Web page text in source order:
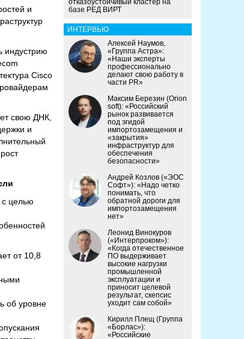
и
индустрию
Cisco
свою ДНК,
и
целью
от 10,8
об уровне
отказоустойчивый кластер на
базе РЕД ВИРТ
ИНТЕРВЬЮ
Алексей Наумов,
«Группа Астра»:
«Наши эксперты
профессионально
делают свою работу в
части PR»
Максим Березин (Orion
soft): «Российский
рынок развивается
под эгидой
импортозамещения и
«закрытия»
инфраструктур для
обеспечения
безопасности»
Андрей Козлов («ЭОС
Софт»): «Надо четко
понимать, что
обратной дороги для
импортозамещения
нет»
Леонид Винокуров
(«Интерпроком»):
«Когда отечественное
ПО выдерживает
высокие нагрузки
промышленной
эксплуатации и
приносит целевой
результат, скепсис
уходит сам собой»
Кирилл Плещ (Группа
«Борлас»):
«Российские